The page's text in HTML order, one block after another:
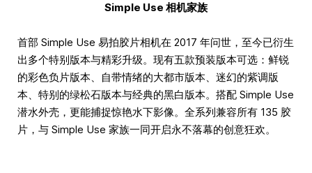
Simple Use 相机家族
首部 Simple Use 易拍胶片相机在 2017 年问世，至今已衍生
出多个特别版本与精彩升级。现有五款预装版本可选：鲜锐
的彩色负片版本、自带情绪的大都市版本、迷幻的紫调版
本、特别的绿松石版本与经典的黑白版本。搭配 Simple Use
潜水外壳，更能捕捉惊艳水下影像。全系列兼容所有 135 胶
片，与 Simple Use 家族一同开启永不落幕的创意狂欢。